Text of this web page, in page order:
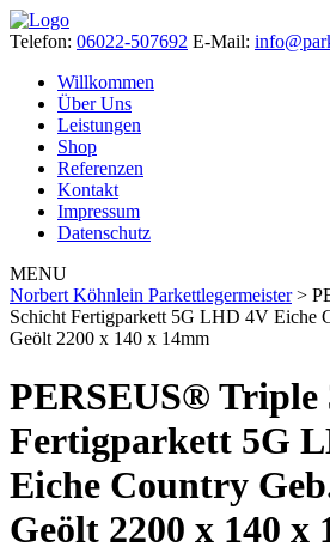
Telefon: 06022-507692 E-Mail:
Willkommen
Über Uns
Leistungen
Shop
Referenzen
Kontakt
Impressum
Datenschutz
MENU
Norbert Köhnlein Parkettlegermeister>
Schicht Fertigparkett 5G LHD 4V Eiche
Geölt 2200 x 140 x 14mm
PERSEUS® Triple
Fertigparkett 5G
Eiche Country
Geölt 2200 x 140 x